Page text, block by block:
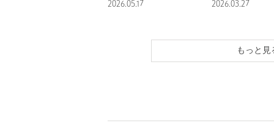
2026.05.17
2026.03.27
もっと見